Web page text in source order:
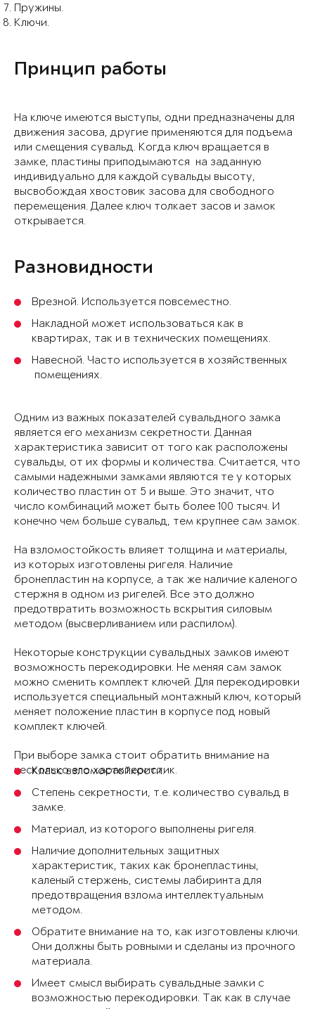
Пружины.
Ключи.
Принцип работы
На ключе имеются выступы, одни предназначены для
движения засова, другие применяются для подъема
или смещения сувальд. Когда ключ вращается в
замке, пластины приподымаются на заданную
индивидуально для каждой сувальды высоту,
высвобождая хвостовик засова для свободного
перемещения. Далее ключ толкает засов и замок
открывается.
Разновидности
Врезной. Используется повсеместно.
Накладной может использоваться как в
квартирах, так и в технических помещениях.
Навесной. Часто используется в хозяйственных
помещениях.
Одним из важных показателей сувальдного замка
является его механизм секретности. Данная
характеристика зависит от того как расположены
сувальды, от их формы и количества. Считается, что
самыми надежными замками являются те у которых
количество пластин от 5 и выше. Это значит, что
число комбинаций может быть более 100 тысяч. И
конечно чем больше сувальд, тем крупнее сам замок.
На взломостойкость влияет толщина и материалы,
из которых изготовлены ригеля. Наличие
бронепластин на корпусе, а так же наличие каленого
стержня в одном из ригелей. Все это должно
предотвратить возможность вскрытия силовым
методом (высверливанием или распилом).
Некоторые конструкции сувальдных замков имеют
возможность перекодировки. Не меняя сам замок
можно сменить комплект ключей. Для перекодировки
используется специальный монтажный ключ, который
меняет положение пластин в корпусе под новый
комплект ключей.
При выборе замка стоит обратить внимание на
несколько его характеристик.
Класс взломостойкости.
Степень секретности, т.е. количество сувальд в
замке.
Материал, из которого выполнены ригеля.
Наличие дополнительных защитных
характеристик, таких как бронепластины,
каленый стержень, системы лабиринта для
предотвращения взлома интеллектуальным
методом.
Обратите внимание на то, как изготовлены ключи.
Они должны быть ровными и сделаны из прочного
материала.
Имеет смысл выбирать сувальдные замки с
возможностью перекодировки. Так как в случае